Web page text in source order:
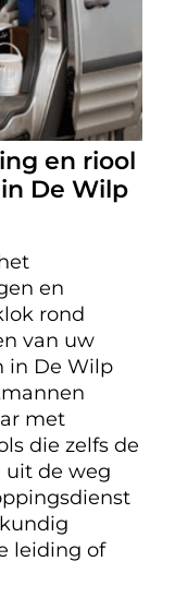
en riool
De Wilp
en
rond
van uw
in De Wilp
met
die zelfs de
uit de weg
leiding of